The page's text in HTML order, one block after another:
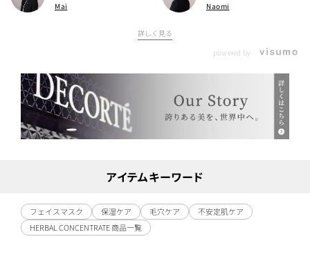
Mai
Naomi
詳しく見る
powered by
アイテムキーワード
フェイスマスク 保湿ケア 毛穴ケア
不安定肌ケア
HERBAL CONCENTRATE 商品一覧